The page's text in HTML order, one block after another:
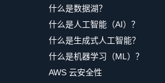
什么是数据湖？
什么是人工智能（AI）？
什么是生成式人工智能？
什么是机器学习（ML）？
AWS 云安全性